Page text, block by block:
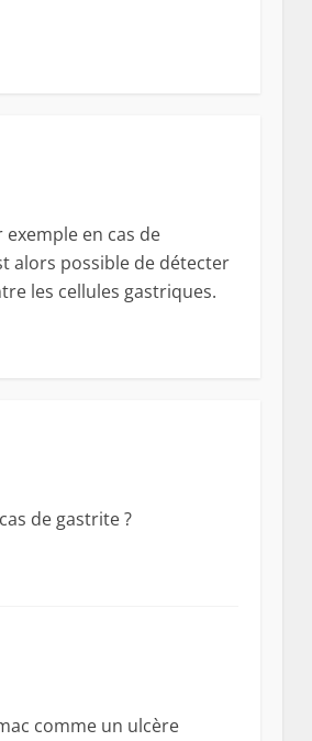
exemple en cas de
alors possible de détecter
les cellules gastriques.
de gastrite ?
comme un ulcère